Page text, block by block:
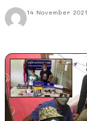
14 November 2021